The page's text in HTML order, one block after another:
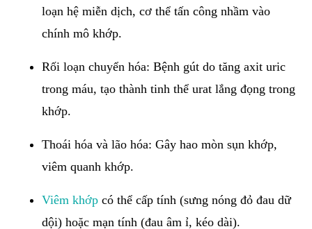
loạn hệ miễn dịch, cơ thể tấn công nhầm vào
chính mô khớp.
Rối loạn chuyển hóa: Bệnh gút do tăng axit uric
trong máu, tạo thành tinh thể urat lắng đọng trong
khớp.
Thoái hóa và lão hóa: Gây hao mòn sụn khớp,
viêm quanh khớp.
Viêm khớp có thể cấp tính (sưng nóng đỏ đau dữ
dội) hoặc mạn tính (đau âm ỉ, kéo dài).